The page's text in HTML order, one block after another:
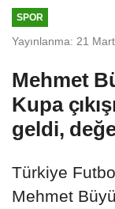
SPOR
Yayınlanma: 21
Mehmet
Kupa
geldi,
Türkiye
Mehmet